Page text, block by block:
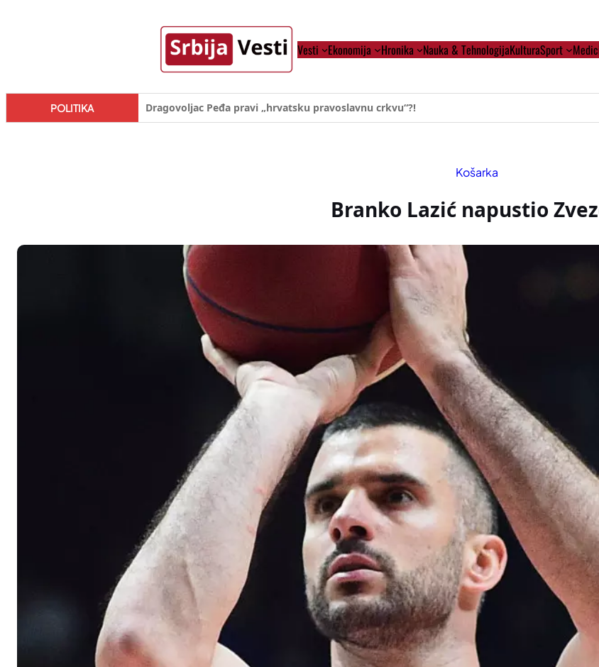
Vesti Ekonomija Hronika Nauka & TehnologijaKulturaSport
POLITIKA Đilas/Šolak propaganda uspela u dehumanizaciji Vučića
Košarka
Branko Lazić napustio